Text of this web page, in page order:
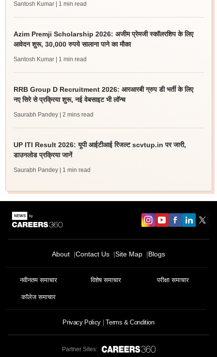
Santosh Kumar | 1 min read
Azim Premji Scholarship 2026: अजीम प्रेमजी स्कॉलरशिप के लिए
आवेदन शुरू, 30,000 रुपये सालाना पाने का मौका
Santosh Kumar | 1 min read
RRB Group D Recruitment 2026: आरआरबी ग्रुप डी भर्ती के लिए
नए सिरे से प्रक्रिया शुरू, नई वेबसाइट भी लॉन्च
Saurabh Pandey | 2 mins read
UP ITI Result 2026: यूपी आईटीआई रिजल्ट scvtup.in पर जारी,
डाउनलोड प्रक्रिया जानें
Saurabh Pandey | 1 min read
About Contact Us Site Map Blogs
नवीनतम समाचार विशेष समाचार परीक्षा समाचार
कॉलेज समाचार
Privacy Policy Terms & Condition
Partner Sites: